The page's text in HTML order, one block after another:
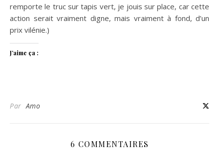
remporte le truc sur tapis vert, je jouis sur place, car cette
action serait vraiment digne, mais vraiment à fond, d’un
prix vilénie.)
J’aime ça :
ParAmo
6 COMMENTAIRES